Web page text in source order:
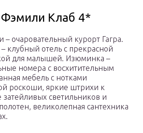
Клаб 4*
– очаровательный курорт Гагра.
– клубный отель с прекрасной
для малышей. Изюминка –
номера с восхитительным
мебель с нотками
роскоши, яркие штрихи к
затейливых светильников и
великолепная сантехника